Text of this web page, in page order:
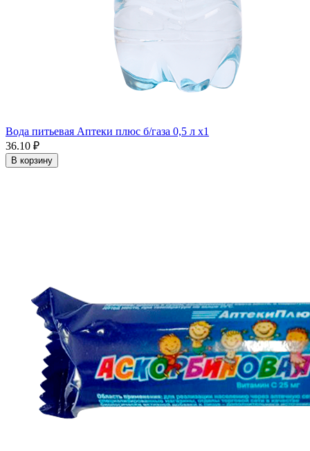
Вода питьевая Аптеки плюс б/газа 0,5 л x1
36.10 ₽
В корзину